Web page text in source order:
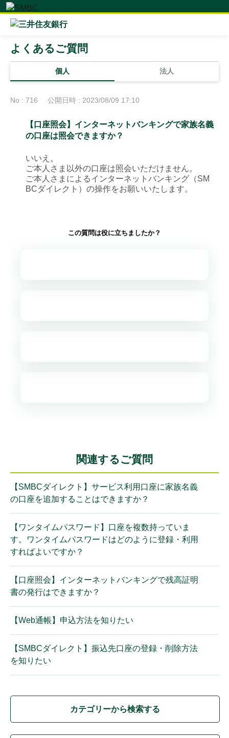
個人 法人
よくあるご質問
No : 716 公開日時 : 2023/08/09 17:10
【口座照会】インターネットバンキングで家族名義
の口座は照会できますか？
いいえ。
ご本人さま以外の口座は照会いただけません。
ご本人さまによるインターネットバンキング（SM
BCダイレクト）の操作をお願いいたします。
この質問は役に立ちましたか？
関連するご質問
【SMBCダイレクト】サービス利用口座に家族名義
の口座を追加することはできますか？
【ワンタイムパスワード】口座を複数持っていま
す。ワンタイムパスワードはどのように登録・利用
すればよいですか？
【口座照会】インターネットバンキングで残高証明
書の発行はできますか？
【Web通帳】申込方法を知りたい
【SMBCダイレクト】振込先口座の登録・削除方法
を知りたい
カテゴリーから検索する